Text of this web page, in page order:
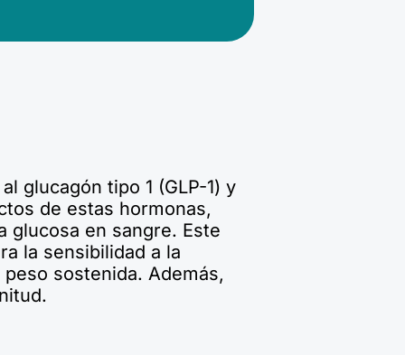
glucagón tipo 1 (GLP-1) y
de estas hormonas,
glucosa en sangre. Este
la sensibilidad a la
sostenida. Además,